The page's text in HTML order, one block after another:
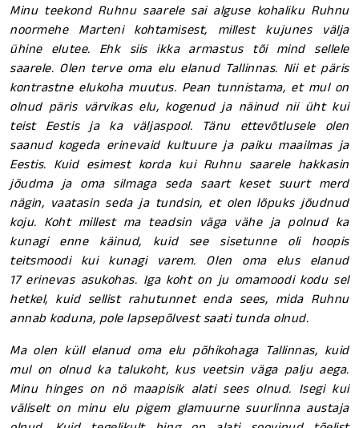
Minu teekond Ruhnu saarele sai alguse kohaliku Ruhnu
noormehe Marteni kohtamisest, millest kujunes välja
ühine elutee. Ehk siis ikka armastus tõi mind sellele
saarele. Olen terve oma elu elanud Tallinnas. Nii et päris
kontrastne elukoha muutus. Pean tunnistama, et mul on
olnud päris värvikas elu, kogenud ja näinud nii üht kui
teist Eestis ja ka väljaspool. Tänu ettevõtlusele olen
saanud kogeda erinevaid kultuure ja paiku maailmas ja
Eestis. Kuid esimest korda kui Ruhnu saarele hakkasin
jõudma ja oma silmaga seda saart keset suurt merd
nägin, vaatasin seda ja tundsin, et olen lõpuks jõudnud
koju. Koht millest ma teadsin väga vähe ja polnud ka
kunagi enne käinud, kuid see sisetunne oli hoopis
teitsmoodi kui kunagi varem. Olen oma elus elanud
17 erinevas asukohas. Iga koht on ju omamoodi kodu sel
hetkel, kuid sellist rahutunnet enda sees, mida Ruhnu
annab koduna, pole lapsepõlvest saati tunda olnud.
Ma olen küll elanud oma elu põhikohaga Tallinnas, kuid
mul on olnud ka talukoht, kus veetsin väga palju aega.
Minu hinges on nö maapisik alati sees olnud. Isegi kui
väliselt on minu elu pigem glamuurne suurlinna austaja